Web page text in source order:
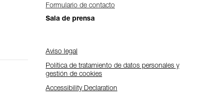
Formulario de contacto
Sala de prensa
Aviso legal
Política de tratamiento de datos personales y
gestión de cookies
Accessibility Declaration